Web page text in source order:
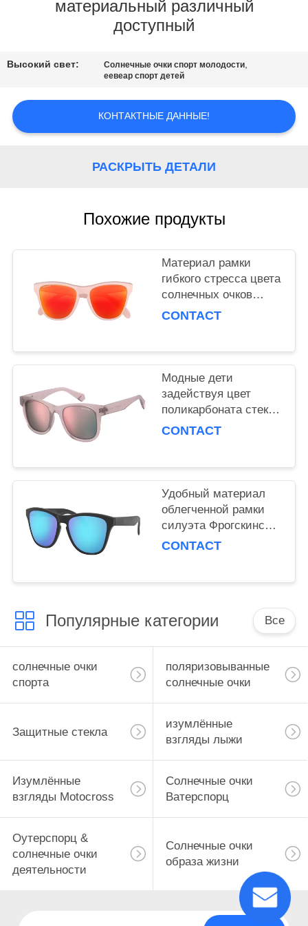
СВЯЗАТЬСЯ
СПРОСИТЕ
ЦИТАТУ
PRIVACY
POLICY
материальный различный
доступный
Высокий свет: Солнечные очки спорт молодости,
еевеар спорт детей
КОНТАКТНЫЕ ДАННЫЕ!
РАСКРЫТЬ ДЕТАЛИ
Похожие продукты
Материал рамки
гибкого стресса цвета
солнечных очков
молодости текстуры
CONTACT
Модные дети
задействуя цвет
поликарбоната стекел
материальный
CONTACT
Удобный материал
облегченной рамки
силуэта Фрогскинс
солнечных очков
CONTACT
Популярные категории Все
солнечные очки
спорта
поляризовыванные
солнечные очки
Защитные стекла
изумлённые
взгляды лыжи
Изумлённые
взгляды Motocross
Солнечные очки
Ватерспорц
Оутерспорц &
солнечные очки
деятельности
Солнечные очки
образа жизни